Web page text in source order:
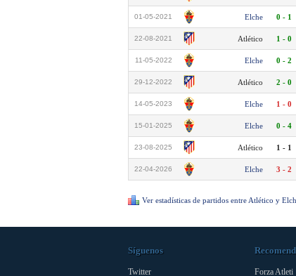
01-05-2021 Elche 0 - 1
22-08-2021 Atlético 1 - 0
11-05-2022 Elche 0 - 2
29-12-2022 Atlético 2 - 0
14-05-2023 Elche 1 - 0
15-01-2025 Elche 0 - 4
23-08-2025 Atlético 1 - 1
22-04-2026 Elche 3 - 2
Ver estadísticas de partidos entre Atlético y
Síguenos
Twitter Forza Atleti